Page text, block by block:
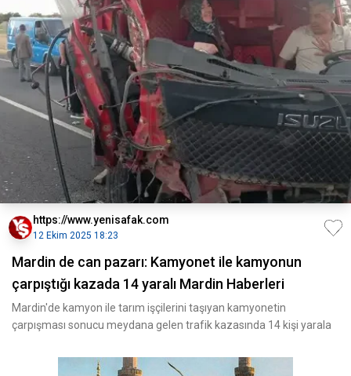
https://www.yenisafak.com
12 Ekim 2025 18:23
Mardin de can pazarı: Kamyonet ile kamyonun
çarpıştığı kazada 14 yaralı Mardin Haberleri
Mardin'de kamyon ile tarım işçilerini taşıyan kamyonetin
çarpışması sonucu meydana gelen trafik kazasında 14 kişi yarala